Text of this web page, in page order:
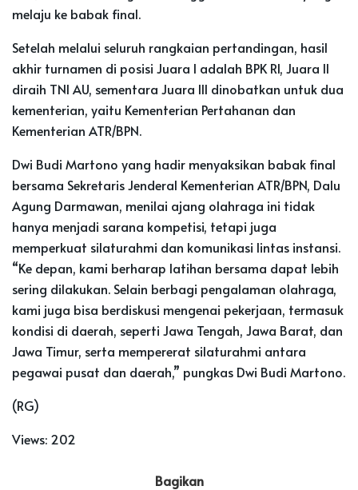
melaju ke babak final.
Setelah melalui seluruh rangkaian pertandingan, hasil
akhir turnamen di posisi Juara I adalah BPK RI, Juara II
diraih TNI AU, sementara Juara III dinobatkan untuk dua
kementerian, yaitu Kementerian Pertahanan dan
Kementerian ATR/BPN.
Dwi Budi Martono yang hadir menyaksikan babak final
bersama Sekretaris Jenderal Kementerian ATR/BPN, Dalu
Agung Darmawan, menilai ajang olahraga ini tidak
hanya menjadi sarana kompetisi, tetapi juga
memperkuat silaturahmi dan komunikasi lintas instansi.
“Ke depan, kami berharap latihan bersama dapat lebih
sering dilakukan. Selain berbagi pengalaman olahraga,
kami juga bisa berdiskusi mengenai pekerjaan, termasuk
kondisi di daerah, seperti Jawa Tengah, Jawa Barat, dan
Jawa Timur, serta mempererat silaturahmi antara
pegawai pusat dan daerah,” pungkas Dwi Budi Martono.
(RG)
Views: 202
Bagikan